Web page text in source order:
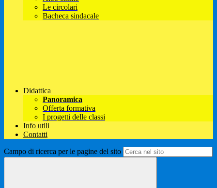
Le circolari
Bacheca sindacale
Didattica
Panoramica
Offerta formativa
I progetti delle classi
Info utili
Contatti
Campo di ricerca per le pagine del sito